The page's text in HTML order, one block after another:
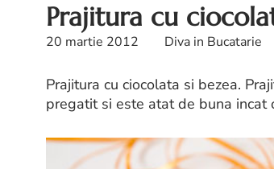
Prajitura cu
20 martie 2012 Diva in Bucatarie
Prajitura cu ciocolata si bezea.
pregatit si este atat de buna incat